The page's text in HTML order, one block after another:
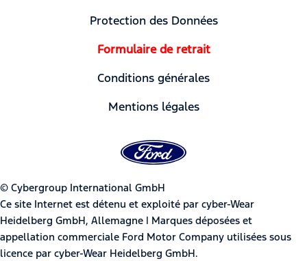
Protection des Données
Formulaire de retrait
Conditions générales
Mentions légales
© Cybergroup International GmbH
Ce site Internet est détenu et exploité par cyber-Wear
Heidelberg GmbH, Allemagne | Marques déposées et
appellation commerciale Ford Motor Company utilisées sous
licence par cyber-Wear Heidelberg GmbH.